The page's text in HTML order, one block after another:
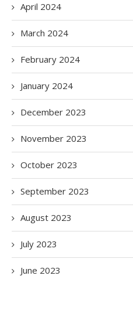
April 2024
March 2024
February 2024
January 2024
December 2023
November 2023
October 2023
September 2023
August 2023
July 2023
June 2023